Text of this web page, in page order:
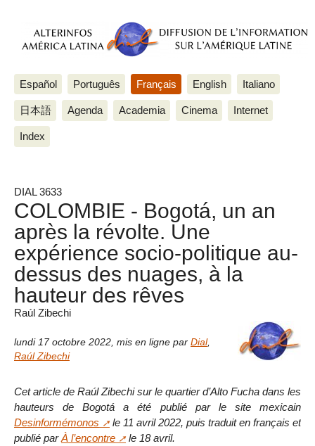
Español Português Français English Italiano
日本語 Agenda Academia Cinema Internet
Index
DIAL 3633
COLOMBIE - Bogotá, un an
après la révolte. Une
expérience socio-politique au-
dessus des nuages, à la
hauteur des rêves
Raúl Zibechi
lundi 17 octobre 2022 mis en ligne par Dial,
Raúl Zibechi
Cet article de Raúl Zibechi sur le quartier d’Alto Fucha dans les
hauteurs de Bogotá a été publié par le site mexicain
Desinformémonos
le 11 avril 2022, puis traduit en français et
publié parÀ l’encontre le 18 avril.